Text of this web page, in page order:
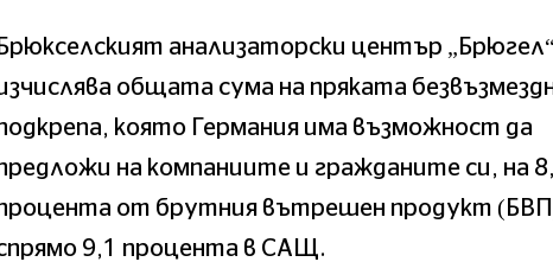
Брюкселският анализаторски център „Брюгел“
общата сума на пряката
която Германия има възможност да
на компаниите и гражданите си, на
от брутния вътрешен продукт
9,1 процента в САЩ.